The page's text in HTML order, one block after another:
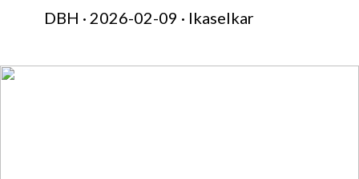
DBH · 2026-02-09 · Ikaselkar